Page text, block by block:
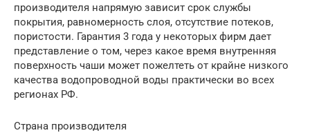
производителя напрямую зависит срок службы
покрытия, равномерность слоя, отсутствие потеков,
пористости. Гарантия 3 года у некоторых фирм дает
представление о том, через какое время внутренняя
поверхность чаши может пожелтеть от крайне низкого
качества водопроводной воды практически во всех
регионах РФ.
Страна производителя